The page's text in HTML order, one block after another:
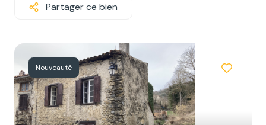
ÉQUIPE
NOS
SERVICES
NOUS
Partager ce bien
Nouveauté